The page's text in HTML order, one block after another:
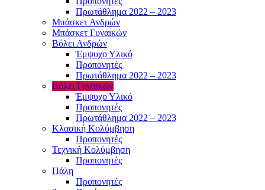
Πρωτάθλημα 2022 – 2023
Μπάσκετ Ανδρών
Μπάσκετ Γυναικών
Βόλει Ανδρών
Έμψυχο Υλικό
Προπονητές
Πρωτάθλημα 2022 – 2023
Βόλει Γυναικών
Έμψυχο Υλικό
Προπονητές
Πρωτάθλημα 2022 – 2023
Κλασική Κολύμβηση
Προπονητές
Τεχνική Κολύμβηση
Προπονητές
Πάλη
Προπονητές